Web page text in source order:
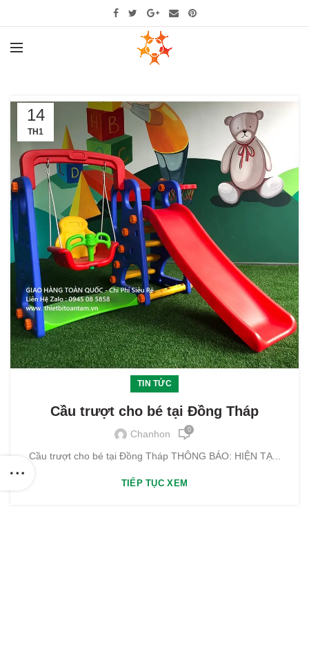
14
TH1
TIN TỨC
Cầu trượt cho bé tại Đồng Tháp
Chanhon 0
Cầu trượt cho bé tại Đồng Tháp THÔNG BÁO: HIỆN TẠ...
TIẾP TỤC XEM